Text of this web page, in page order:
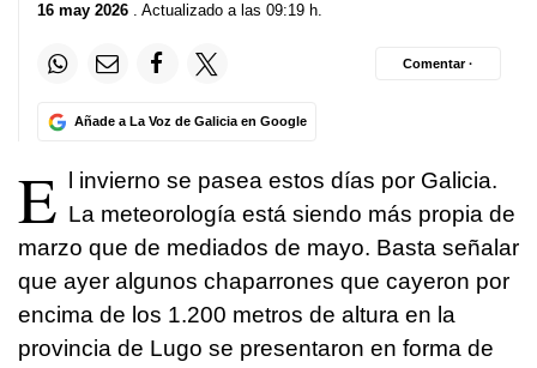
16 may 2026 . Actualizado a las 09:19 h.
Añade a La Voz de Galicia en Google
Comentar ·
E
l invierno se pasea estos días por Galicia.
La meteorología está siendo más propia de
marzo que de mediados de mayo. Basta señalar
que ayer algunos chaparrones que cayeron por
encima de los 1.200 metros de altura en la
provincia de Lugo se presentaron en forma de